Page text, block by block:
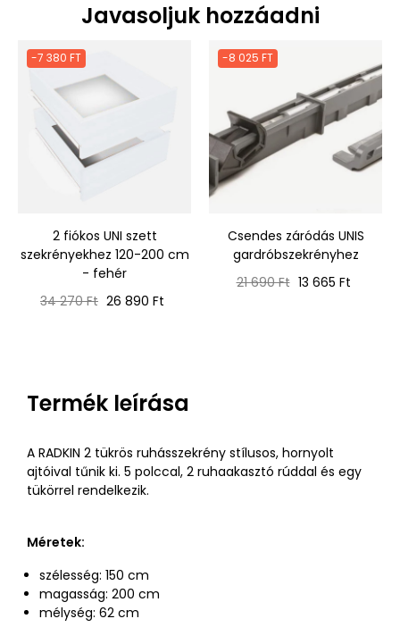
Javasoljuk hozzáadni
-7 380 FT
2 fiókos UNI szett
szekrényekhez 120-200 cm
- fehér
Normál
34 270 Ft Ár
26 890 Ft
-8 025 FT
Csendes záródás UNIS
gardróbszekrényhez
Normál
21 690 Ft Ár
13 665 Ft
Termék leírása
A RADKIN 2 tükrös ruhásszekrény stílusos, hornyolt
ajtóival tűnik ki. 5 polccal, 2 ruhaakasztó rúddal és egy
tükörrel rendelkezik.
Méretek:
szélesség: 150 cm
magasság: 200 cm
mélység: 62 cm